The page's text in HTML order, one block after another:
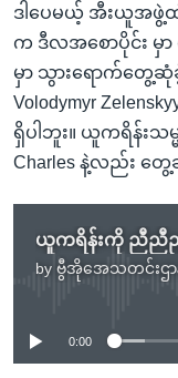
ဒါပေမယ့် အီးယူအဖွဲ့ထဲ
က ဒီလအစောပိုင်း မှာ
မှာ သွားရောက်တွေ့
Volodymyr
ရှိပါဘူး။ ယူကရိန်း
Charles နဲ့လည်း တွ
by ဗွီအိုအေသတင်းဌာ
No
0:00